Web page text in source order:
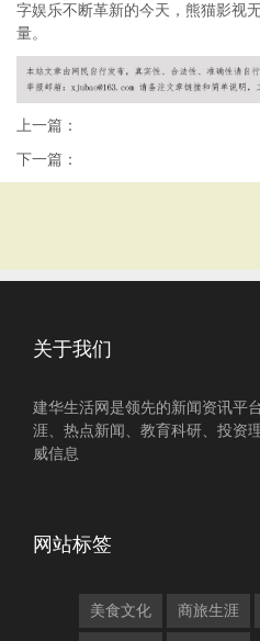
字娱乐不断革新的今天，熊猫影视
量。
上一篇：
下一篇：
关于我们
建华生活网是领先的新闻资讯平
涯、热点新闻、教育科研、投资
威信息
网站标签
美食文化 商旅生涯